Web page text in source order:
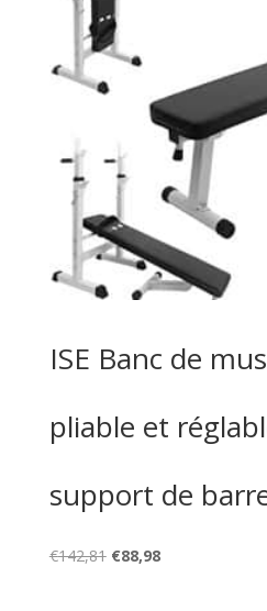
ISE Banc de
pliable et
support de
€142,81 Le
€88,98Le